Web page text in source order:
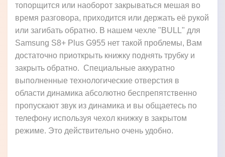
топорщится или наоборот закрываться мешая во
время разговора, приходится или держать её рукой
или загибать обратно. В нашем чехле "BULL" для
Samsung S8+ Plus G955 нет такой проблемы, Вам
достаточно приоткрыть книжку поднять трубку и
закрыть обратно. Специальные аккуратно
выполненные технологические отверстия в
области динамика абсолютно беспрепятственно
пропускают звук из динамика и вы общаетесь по
телефону используя чехол книжку в закрытом
режиме. Это действительно очень удобно.